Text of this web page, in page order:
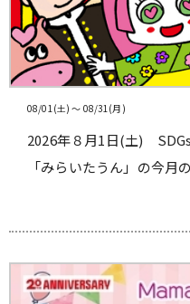
08/01(土) 〜 08/31(月)
2026年８月1日(土)
「みらいたうん」の今月